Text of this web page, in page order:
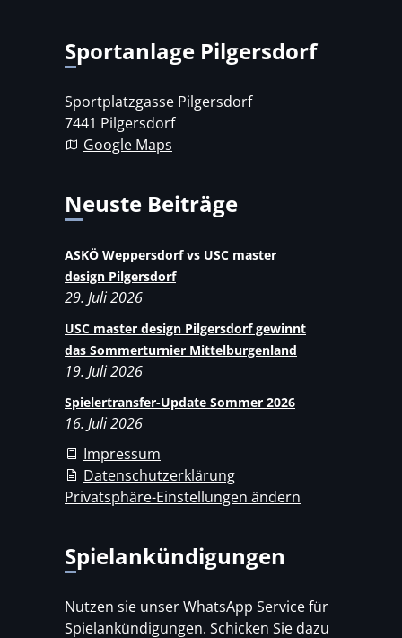
Sportanlage Pilgersdorf
Sportplatzgasse Pilgersdorf
7441 Pilgersdorf
Google Maps
Neuste Beiträge
ASKÖ Weppersdorf vs USC master
design Pilgersdorf
29. Juli 2026
USC master design Pilgersdorf gewinnt
das Sommerturnier Mittelburgenland
19. Juli 2026
Spielertransfer-Update Sommer 2026
16. Juli 2026
Impressum
Datenschutzerklärung
Privatsphäre-Einstellungen ändern
Spielankündigungen
Nutzen sie unser WhatsApp Service für
Spielankündigungen. Schicken Sie dazu